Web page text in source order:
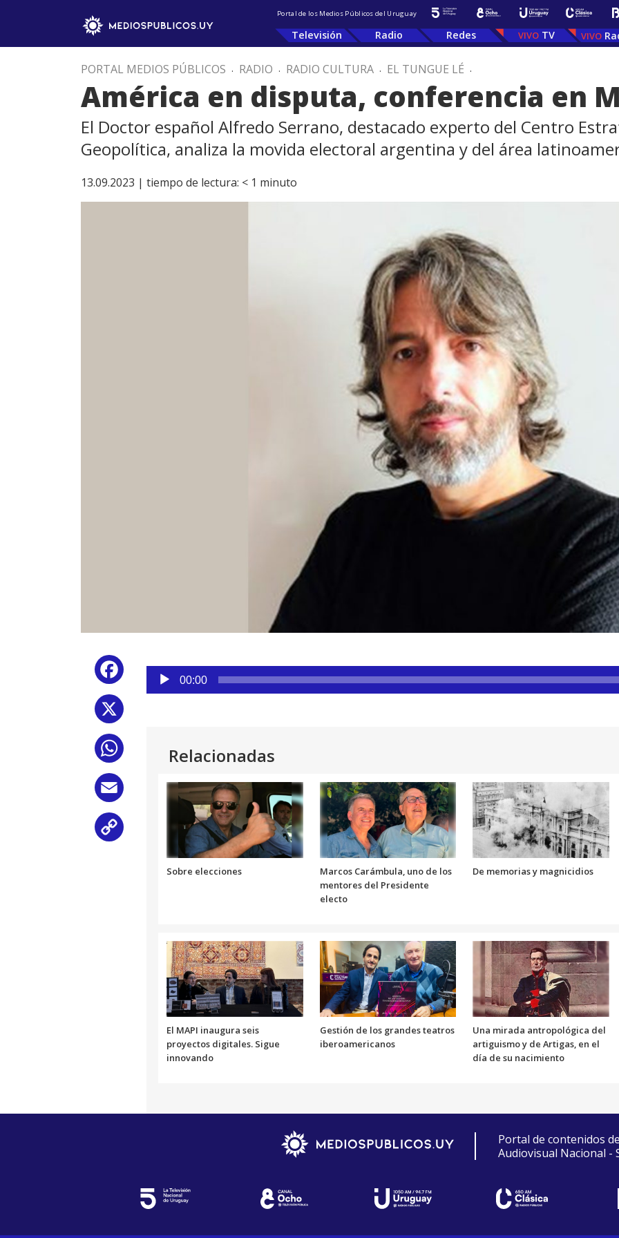
Portal de los Medios Públicos del Uruguay
Televisión Radio Redes TV
PORTAL MEDIOS PÚBLICOS . RADIO . RADIO CULTURA . EL TUNGUE LÉ .
América en disputa, conferencia en
El Doctor español Alfredo Serrano, destacado experto del Centro
Geopolítica, analiza la movida electoral argentina y del área
13.09.2023 | tiempo de lectura: < 1 minuto
Facebook
WhatsApp
Reproductor
audio
00:00
Relacionadas
Sobre elecciones
Marcos Carámbula, uno de los
mentores del Presidente
electo
De memorias y magnicidios
El MAPI inaugura seis
proyectos digitales. Sigue
innovando
Gestión de los grandes teatros
iberoamericanos
Una mirada antropológica del
artiguismo y de Artigas, en el
día de su nacimiento
Portal de contenidos
Audiovisual Nacional -